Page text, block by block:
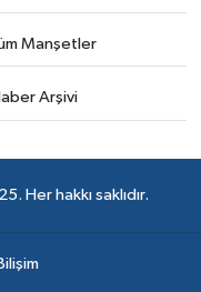
Manşetler
Arşivi
Her hakkı saklıdır.